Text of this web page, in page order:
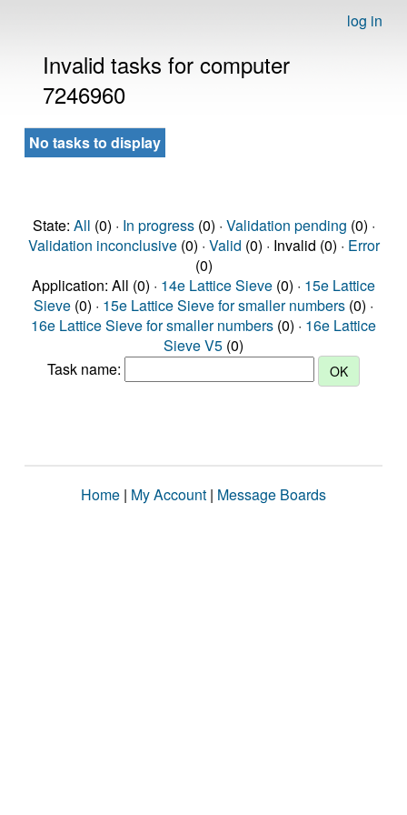
log in
Invalid tasks for computer
7246960
No tasks to display
State: All (0) · In progress(0) · Validation pending (0) ·
Validation inconclusive(0) · Valid (0) · Invalid (0) · Error
(0)
Application: All (0) · 14e Lattice Sieve (0) · 15e Lattice
Sieve (0) · 15e Lattice Sieve for smaller numbers (0) ·
16e Lattice Sieve for smaller numbers (0) · 16e Lattice
Sieve V5 (0)
Task name:
Home | My Account | Message Boards